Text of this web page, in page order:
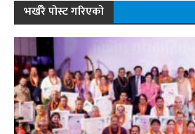
भर्खरै पोस्ट गरिएको